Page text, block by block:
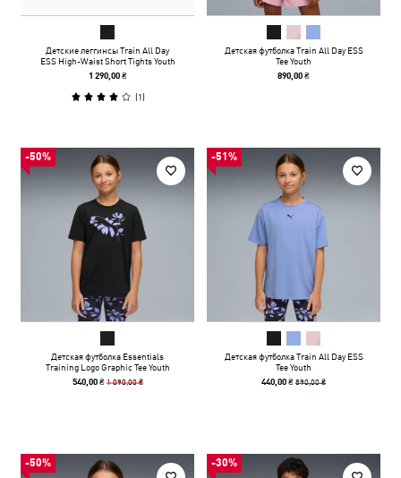
Детские леггинсы Train All Day
ESS High-Waist Short Tights Youth
1 290,00 ₴
(1)
Детская футболка Train All Day ESS
Tee Youth
890,00 ₴
-50%
Детская футболка Essentials
Training Logo Graphic Tee Youth
540,00 ₴ 1 090,00 ₴
-51%
Детская футболка Train All Day ESS
Tee Youth
440,00 ₴890,00 ₴
-50% -30%